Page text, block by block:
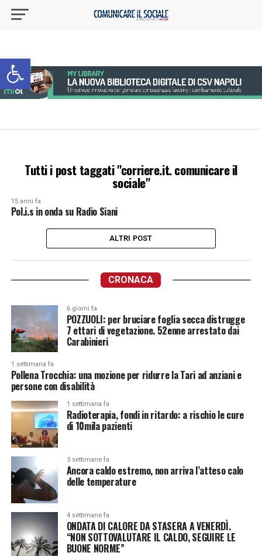
Apri la barra degli strumenti
Tutti i post taggati "corriere.it. comunicare il
sociale"
15 anni fa
Pol.i.s in onda su Radio Siani
ALTRI POST
CRONACA
6 giorni fa
POZZUOLI: per bruciare foglia secca distrugge
7 ettari di vegetazione. 52enne arrestato dai
Carabinieri
1 settimana fa
Pollena Trocchia: una mozione per ridurre la Tari ad anziani e
persone con disabilità
1 settimana fa
Radioterapia, fondi in ritardo: a rischio le cure
di 10mila pazienti
3 settimane fa
Ancora caldo estremo, non arriva l’atteso calo
delle temperature
4 settimane fa
ONDATA DI CALORE DA STASERA A VENERDÌ.
“NON SOTTOVALUTARE IL CALDO, SEGUIRE LE
BUONE NORME”